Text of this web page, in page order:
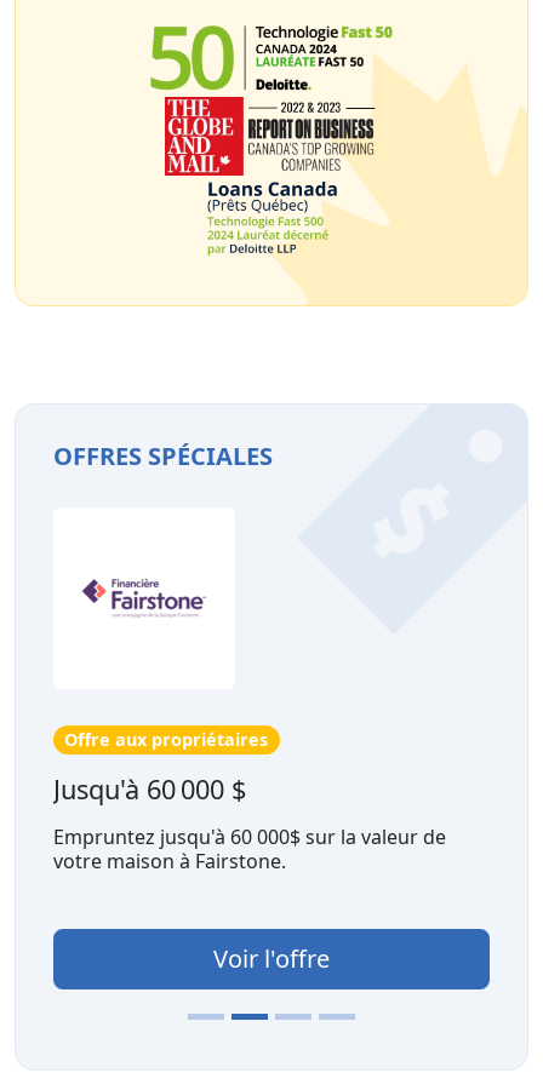
OFFRES SPÉCIALES
Offre aux propriétaires
Jusqu'à 60 000 $
Empruntez jusqu'à 60 000$ sur la valeur de
votre maison à Fairstone.
Voir l'offre